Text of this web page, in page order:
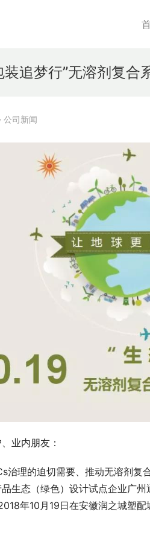
装追梦行”无溶剂复合
公司新闻
业内朋友：
治理的迫切需要、推动无溶剂
生态（绿色）设计试点企业广
年10月19日在安徽润之城塑